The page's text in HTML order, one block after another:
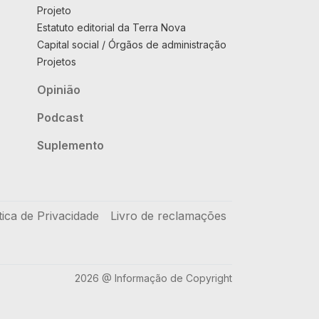
Projeto
Estatuto editorial da Terra Nova
Capital social / Órgãos de administração
Projetos
Opinião
Podcast
Suplemento
de Privacidade Livro de reclamações
2026 @ Informação de Copyright